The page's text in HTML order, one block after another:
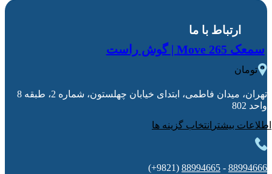
سمعک Move 265 | گوش راست
0 تومان
انتخاب گزینه ها
ارتباط با ما
تهران، میدان فاطمی، ابتدای خیابان چهلستون، شماره 2، طبقه 8
واحد 802
88994666
-
88994665
(9821+)